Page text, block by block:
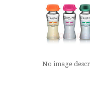
No image